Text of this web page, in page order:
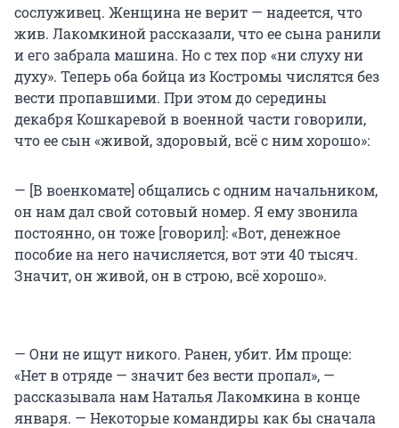
сослуживец. Женщина не верит — надеется, что
жив. Лакомкиной рассказали, что ее сына ранили
и его забрала машина. Но с тех пор «ни слуху ни
духу». Теперь оба бойца из Костромы числятся без
вести пропавшими. При этом до середины
декабря Кошкаревой в военной части говорили,
что ее сын «живой, здоровый, всё с ним хорошо»:
— [В военкомате] общались с одним начальником,
он нам дал свой сотовый номер. Я ему звонила
постоянно, он тоже [говорил]: «Вот, денежное
пособие на него начисляется, вот эти 40 тысяч.
Значит, он живой, он в строю, всё хорошо».
— Они не ищут никого. Ранен, убит. Им проще:
«Нет в отряде — значит без вести пропал», —
рассказывала нам Наталья Лакомкина в конце
января. — Некоторые командиры как бы сначала